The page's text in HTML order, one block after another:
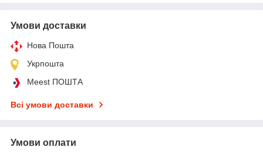
Умови доставки
Нова Пошта
Укрпошта
Meest ПОШТА
Всі умови доставки
Умови оплати